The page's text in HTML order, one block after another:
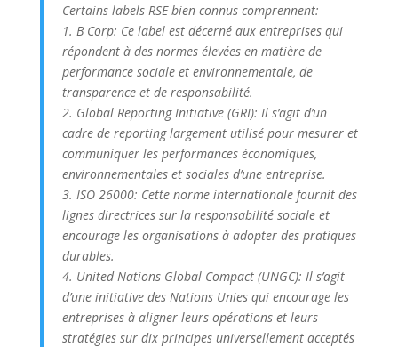
Certains labels RSE bien connus comprennent:
1. B Corp: Ce label est décerné aux entreprises qui
répondent à des normes élevées en matière de
performance sociale et environnementale, de
transparence et de responsabilité.
2. Global Reporting Initiative (GRI): Il s’agit d’un
cadre de reporting largement utilisé pour mesurer et
communiquer les performances économiques,
environnementales et sociales d’une entreprise.
3. ISO 26000: Cette norme internationale fournit des
lignes directrices sur la responsabilité sociale et
encourage les organisations à adopter des pratiques
durables.
4. United Nations Global Compact (UNGC): Il s’agit
d’une initiative des Nations Unies qui encourage les
entreprises à aligner leurs opérations et leurs
stratégies sur dix principes universellement acceptés